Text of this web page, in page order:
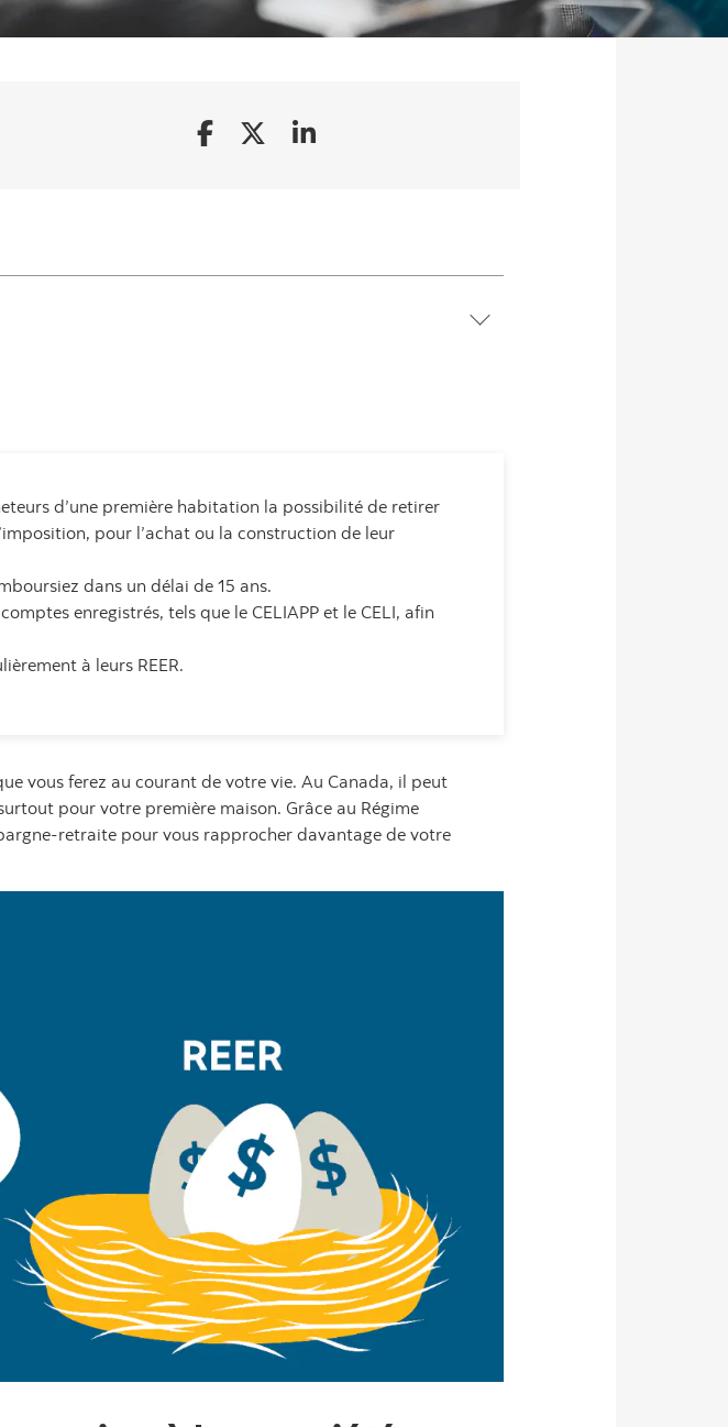
d’une première habitation la possibilité de retirer
pour l’achat ou la construction de leur
dans un délai de 15 ans.
enregistrés, tels que le CELIAPP et le CELI, afin
à leurs REER.
vous ferez au courant de votre vie. Au Canada, il peut
pour votre première maison. Grâce au Régime
retraite pour vous rapprocher davantage de votre